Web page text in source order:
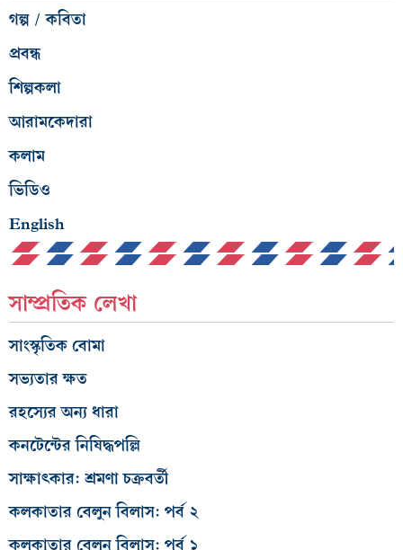
গল্প / কবিতা
প্রবন্ধ
শিল্পকলা
আরামকেদারা
কলাম
ভিডিও
English
সাম্প্রতিক লেখা
সাংস্কৃতিক বোমা
সভ্যতার ক্ষত
রহস্যের অন্য ধারা
কনটেন্টের নিষিদ্ধপল্লি
সাক্ষাৎকার: শ্রমণা চক্রবর্তী
কলকাতার বেলুন বিলাস: পর্ব ২